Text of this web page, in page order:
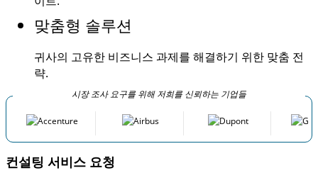
맞춤형 솔루션
귀사의 고유한 비즈니스 과제를 해결하기 위한 맞춤 전
략.
시장 조사 요구를 위해 저희를 신뢰하는 기업들
컨설팅 서비스 요청